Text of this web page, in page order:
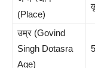
(Place)
उम्र (Govind
Singh Dotasra
Age)